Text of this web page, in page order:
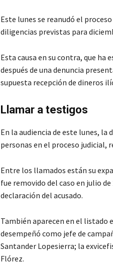
Este lunes se reanudó el
diligencias previstas para
Esta causa en su contra, que ha
después de una denuncia
supuesta recepción de dineros
Llamar a testigos
En la audiencia de este lunes,
personas en el proceso judicial,
Entre los llamados están su
fue removido del caso en julio
declaración del acusado.
También aparecen en el listado
desempeñó como jefe de
Santander Lopesierra; la
Flórez.